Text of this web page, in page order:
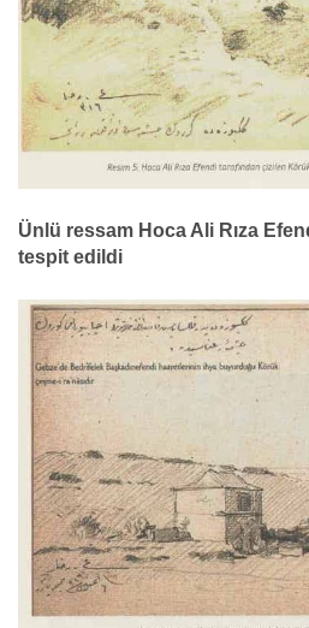
Ünlü ressam Hoca Ali Rıza
tespit edildi